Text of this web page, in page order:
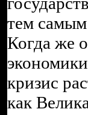
тем самым
Когда же
кризис
как